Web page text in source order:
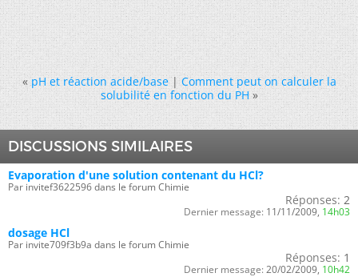
« pH et réaction acide/base|Comment peut on calculer la
solubilité en fonction du PH »
DISCUSSIONS SIMILAIRES
Evaporation d'une solution contenant du HCl?
Par invitef3622596 dans le forum Chimie
Réponses: 2
Dernier message: 11/11/2009, 14h03
dosage HCl
Par invite709f3b9a dans le forum Chimie
Réponses: 1
Dernier message: 20/02/2009, 10h42